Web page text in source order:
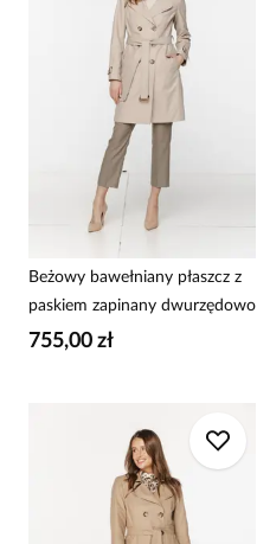
Beżowy bawełniany płaszcz z
paskiem zapinany dwurzędowo
755,00 zł